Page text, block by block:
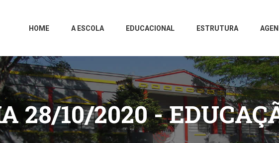
HOME A ESCOLA EDUCACIONAL ESTRUTURA
28/10/2020 -